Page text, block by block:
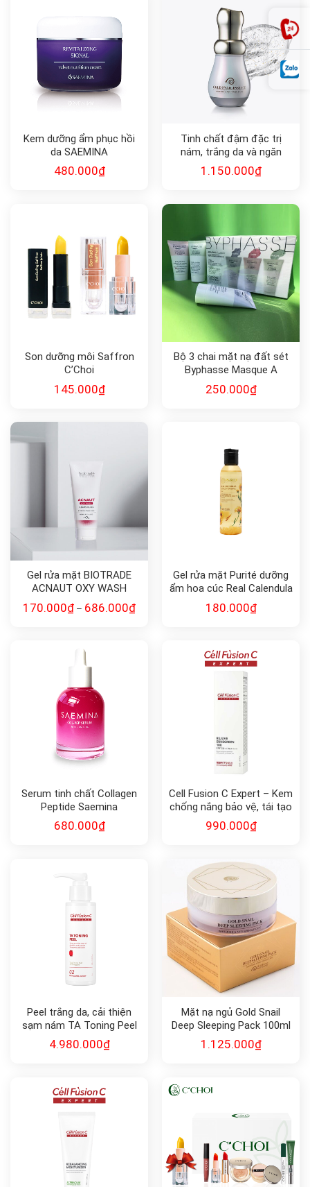
Kem dưỡng ẩm phục hồi
da SAEMINA
REVITALIZING SIGNAL
480.000₫
Tinh chất đậm đặc trị
nám, trắng da và ngăn
ngừa lão hóa Gold Snail
Essence 45ml
1.150.000₫
Son dưỡng môi Saffron
C’Choi
145.000₫
Bộ 3 chai mặt nạ đất sét
Byphasse Masque A
L’Argile 150ml
250.000₫
Gel rửa mặt BIOTRADE
ACNAUT OXY WASH
CLEANSING GEL
170.000₫ – 686.000₫
Gel rửa mặt Purité dưỡng
ẩm hoa cúc Real Calendula
Gentle Hydrating Cleansing
Gel
180.000₫
Serum tinh chất Collagen
Peptide Saemina
680.000₫
Cell Fusion C Expert – Kem
chống nắng bảo vệ, tái tạo
da Rejuve Sunscreen 100
SPF50+, PA++++
990.000₫
Peel trắng da, cải thiện
sạm nám TA Toning Peel
4.980.000₫
Mặt nạ ngủ Gold Snail
Deep Sleeping Pack 100ml
1.125.000₫